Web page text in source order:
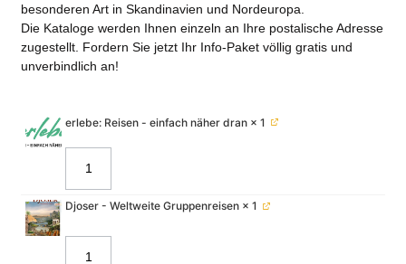
besonderen Art in Skandinavien und Nordeuropa.
Die Kataloge werden Ihnen einzeln an Ihre postalische Adresse
zugestellt. Fordern Sie jetzt Ihr Info-Paket völlig gratis und
unverbindlich an!
erlebe: Reisen - einfach näher dran × 1
Djoser - Weltweite Gruppenreisen × 1